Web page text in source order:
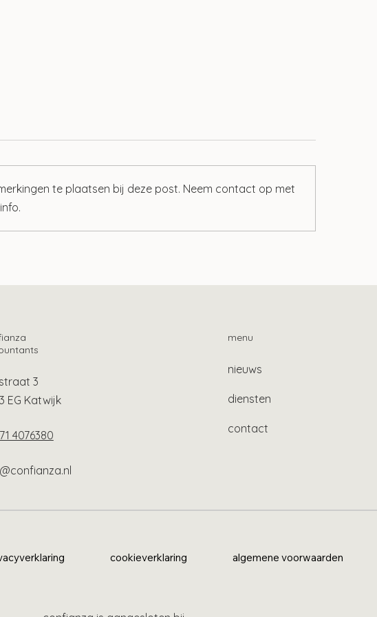
Zo vind je het fiscale
In principe geen
te plaatsen bij deze post. Neem contact op met
3
EG Katwijk
4076380
menu
nieuws
diensten
contact
cookieverklaring algemene voorwaarden